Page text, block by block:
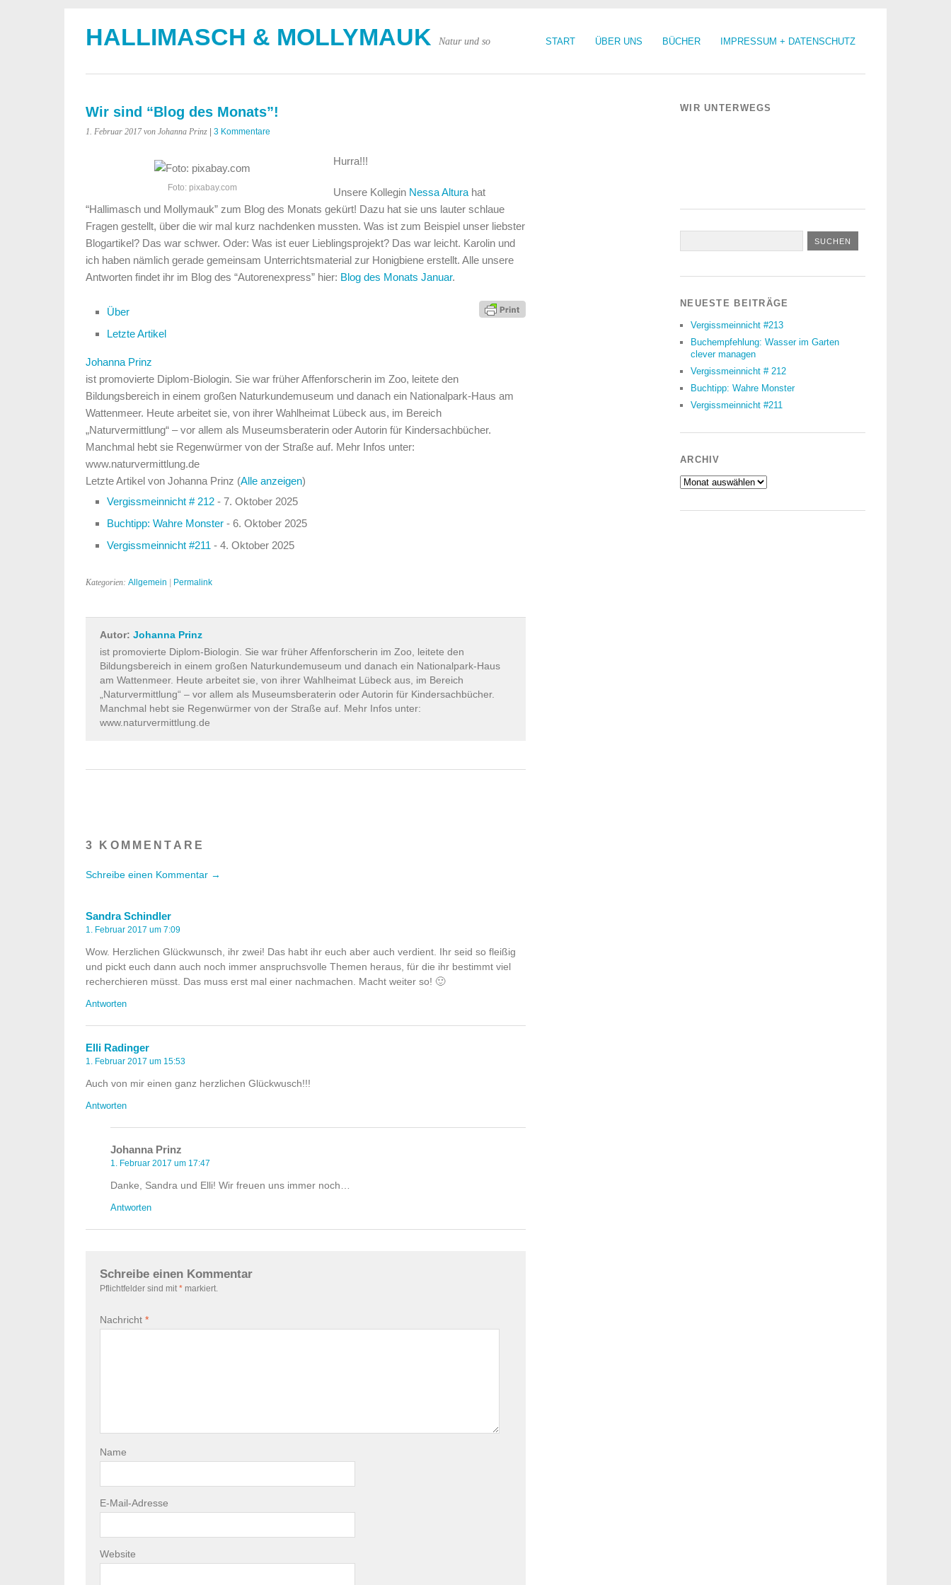
START ÜBER UNS BÜCHER IMPRESSUM + DATENSCHUTZ
HALLIMASCH & MOLLYMAUK Natur und so
Wir sind “Blog des Monats”!
1. Februar 2017 von Johanna Prinz 3 Kommentare
Foto: pixabay.com
Hurra!!!
Unsere Kollegin Nessa Altura hat
“Hallimasch und Mollymauk” zum Blog des Monats gekürt! Dazu hat sie uns lauter schlaue
Fragen gestellt, über die wir mal kurz nachdenken mussten. Was ist zum Beispiel unser liebster
Blogartikel? Das war schwer. Oder: Was ist euer Lieblingsprojekt? Das war leicht. Karolin und
ich haben nämlich gerade gemeinsam Unterrichtsmaterial zur Honigbiene erstellt. Alle unsere
Antworten findet ihr im Blog des “Autorenexpress” hier: Blog des Monats Januar.
Über
Letzte Artikel
Johanna Prinz
ist promovierte Diplom-Biologin. Sie war früher Affenforscherin im Zoo, leitete den
Bildungsbereich in einem großen Naturkundemuseum und danach ein Nationalpark-Haus am
Wattenmeer. Heute arbeitet sie, von ihrer Wahlheimat Lübeck aus, im Bereich
„Naturvermittlung“ – vor allem als Museumsberaterin oder Autorin für Kindersachbücher.
Manchmal hebt sie Regenwürmer von der Straße auf. Mehr Infos unter:
www.naturvermittlung.de
Letzte Artikel von Johanna Prinz (Alle anzeigen)
Vergissmeinnicht # 212 - 7. Oktober 2025
Buchtipp: Wahre Monster - 6. Oktober 2025
Vergissmeinnicht #211 - 4. Oktober 2025
Kategorien: Allgemein Permalink
Autor: Johanna Prinz
ist promovierte Diplom-Biologin. Sie war früher Affenforscherin im Zoo, leitete den
Bildungsbereich in einem großen Naturkundemuseum und danach ein Nationalpark-Haus
am Wattenmeer. Heute arbeitet sie, von ihrer Wahlheimat Lübeck aus, im Bereich
„Naturvermittlung“ – vor allem als Museumsberaterin oder Autorin für Kindersachbücher.
Manchmal hebt sie Regenwürmer von der Straße auf. Mehr Infos unter:
www.naturvermittlung.de
3 KOMMENTARE
Schreibe einen Kommentar →
Sandra Schindler
1. Februar 2017 um 7:09
Wow. Herzlichen Glückwunsch, ihr zwei! Das habt ihr euch aber auch verdient. Ihr seid so fleißig
und pickt euch dann auch noch immer anspruchsvolle Themen heraus, für die ihr bestimmt viel
recherchieren müsst. Das muss erst mal einer nachmachen. Macht weiter so! 🙂
Antworten
Elli Radinger
1. Februar 2017 um 15:53
Auch von mir einen ganz herzlichen Glückwusch!!!
Antworten
Johanna Prinz
1. Februar 2017 um 17:47
Danke, Sandra und Elli! Wir freuen uns immer noch…
Antworten
Schreibe einen Kommentar
Pflichtfelder sind mit * markiert.
Nachricht *
Name
E-Mail-Adresse
Website
WIR UNTERWEGS
NEUESTE BEITRÄGE
Vergissmeinnicht #213
Buchempfehlung: Wasser im Garten
clever managen
Vergissmeinnicht # 212
Buchtipp: Wahre Monster
Vergissmeinnicht #211
ARCHIV
Archiv